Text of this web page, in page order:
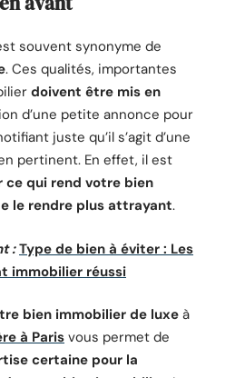
souvent synonyme de
. Ces qualités, importantes
doivent être mis en
d’une petite annonce pour
juste qu’il s’agit d’une
pertinent. En effet, il est
ce qui rend votre bien
le rendre plus attrayant.
: Type de bien à éviter : Les
immobilier réussi
bien immobilier de luxe à
à Paris vous permet de
certaine pour la